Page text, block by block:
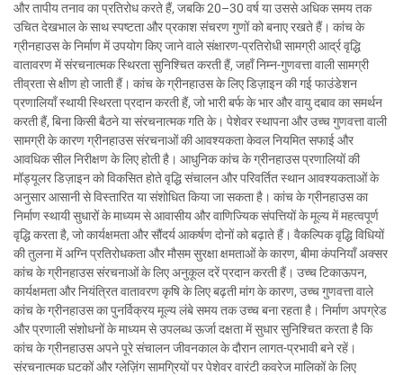
और तापीय तनाव का प्रतिरोध करते हैं, जबकि 20–30 वर्ष या उससे अधिक समय तक
उचित देखभाल के साथ स्पष्टता और प्रकाश संचरण गुणों को बनाए रखते हैं। कांच के
ग्रीनहाउस के निर्माण में उपयोग किए जाने वाले संक्षारण-प्रतिरोधी सामग्री आर्द्र वृद्धि
वातावरण में संरचनात्मक स्थिरता सुनिश्चित करती हैं, जहाँ निम्न-गुणवत्ता वाली सामग्री
तीव्रता से क्षीण हो जाती हैं। कांच के ग्रीनहाउस के लिए डिज़ाइन की गई फाउंडेशन
प्रणालियाँ स्थायी स्थिरता प्रदान करती हैं, जो भारी बर्फ के भार और वायु दबाव का समर्थन
करती हैं, बिना किसी बैठने या संरचनात्मक गति के। पेशेवर स्थापना और उच्च गुणवत्ता वाली
सामग्री के कारण ग्रीनहाउस संरचनाओं की आवश्यकता केवल नियमित सफाई और
आवधिक सील निरीक्षण के लिए होती है। आधुनिक कांच के ग्रीनहाउस प्रणालियों की
मॉड्यूलर डिज़ाइन को विकसित होते वृद्धि संचालन और परिवर्तित स्थान आवश्यकताओं के
अनुसार आसानी से विस्तारित या संशोधित किया जा सकता है। कांच के ग्रीनहाउस का
निर्माण स्थायी सुधारों के माध्यम से आवासीय और वाणिज्यिक संपत्तियों के मूल्य में महत्वपूर्ण
वृद्धि करता है, जो कार्यक्षमता और सौंदर्य आकर्षण दोनों को बढ़ाते हैं। वैकल्पिक वृद्धि विधियों
की तुलना में अग्नि प्रतिरोधकता और मौसम सुरक्षा क्षमताओं के कारण, बीमा कंपनियाँ अक्सर
कांच के ग्रीनहाउस संरचनाओं के लिए अनुकूल दरें प्रदान करती हैं। उच्च टिकाऊपन,
कार्यक्षमता और नियंत्रित वातावरण कृषि के लिए बढ़ती मांग के कारण, उच्च गुणवत्ता वाले
कांच के ग्रीनहाउस का पुनर्विक्रय मूल्य लंबे समय तक उच्च बना रहता है। निर्माण अपग्रेड
और प्रणाली संशोधनों के माध्यम से उपलब्ध ऊर्जा दक्षता में सुधार सुनिश्चित करता है कि
कांच के ग्रीनहाउस अपने पूरे संचालन जीवनकाल के दौरान लागत-प्रभावी बने रहें।
संरचनात्मक घटकों और ग्लेज़िंग सामग्रियों पर पेशेवर वारंटी कवरेज मालिकों के लिए